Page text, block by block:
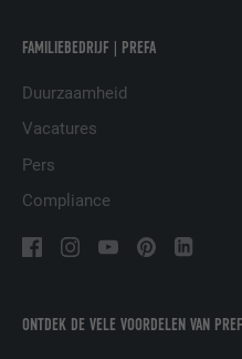
ONTDEK DE VELE VOORDELEN VAN
FAMILIEBEDRIJF | PREFA
Duurzaamheid
Vacatures
Pers
Compliance
AANBIEDER
VERVALTIJD
Wordt
reclame te
NAAM lidc